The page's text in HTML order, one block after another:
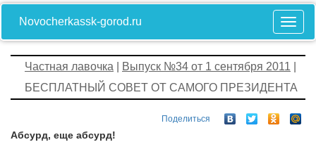
Novocherkassk-gorod.ru
Частная лавочка Выпуск №34 от 1 сентября 2011
БЕСПЛАТНЫЙ СОВЕТ ОТ САМОГО ПРЕЗИДЕНТА
Поделиться
Абсурд, еще абсурд!